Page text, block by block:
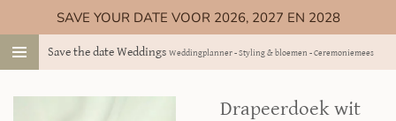
direct
naar
Save the date Weddings Weddingplanner - Styling & bloemen - Ceremoniemeester
SAVE YOUR DATE VOOR 2026, 2027 EN 2028
Drapeerdoek wit